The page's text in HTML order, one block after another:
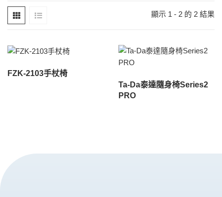
顯示 1 - 2 的 2 結果
FZK-2103手杖椅
Ta-Da泰達隨身椅Series2
PRO